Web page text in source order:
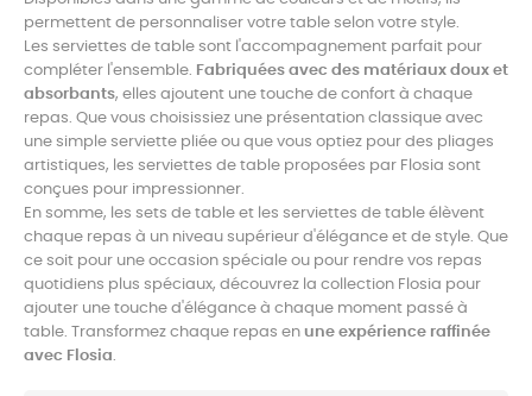
permettent de personnaliser votre table selon votre style.
Les serviettes de table sont l'accompagnement parfait pour
compléter l'ensemble. Fabriquées avec des matériaux doux et
absorbants, elles ajoutent une touche de confort à chaque
repas. Que vous choisissiez une présentation classique avec
une simple serviette pliée ou que vous optiez pour des pliages
artistiques, les serviettes de table proposées par Flosia sont
conçues pour impressionner.
En somme, les sets de table et les serviettes de table élèvent
chaque repas à un niveau supérieur d'élégance et de style. Que
ce soit pour une occasion spéciale ou pour rendre vos repas
quotidiens plus spéciaux, découvrez la collection Flosia pour
ajouter une touche d'élégance à chaque moment passé à
table. Transformez chaque repas en une expérience raffinée
avec Flosia.